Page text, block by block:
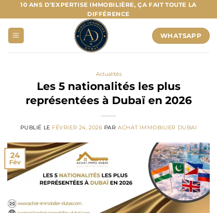
Passer
au
contenu
10 ANS D’EXPERTISE IMMOBILIÈRE, ÇA FAIT TOUTE LA
DIFFÉRENCE
WHATSAPP
Actualités
Les 5 nationalités les plus
représentées à Dubaï en 2026
PUBLIÉ LE FÉVRIER 24, 2026 PARACHAT IMMOBILIER DUBAI
24
Fév